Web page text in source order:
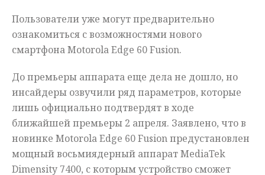
Пользователи уже могут предварительно
ознакомиться с возможностями нового
смартфона Motorola Edge 60 Fusion.
До премьеры аппарата еще дела не дошло, но
инсайдеры озвучили ряд параметров, которые
лишь официально подтвердят в ходе
ближайшей премьеры 2 апреля. Заявлено, что в
новинке Motorola Edge 60 Fusion предустановлен
мощный восьмиядерный аппарат MediaTek
Dimensity 7400, с которым устройство сможет